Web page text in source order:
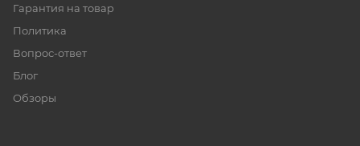
Гарантия на товар
Политика
Вопрос-ответ
Блог
Обзоры